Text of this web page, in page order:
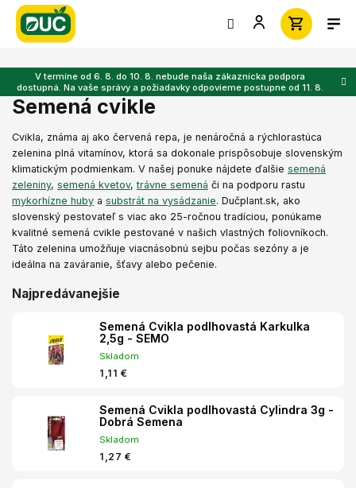
Prejsť
obsah
V termíne od 6. 8. do 10. 8. nebude naša zákaznícka podpora
dostupná. Na vaše správy a požiadavky odpovieme postupne od 11. 8.
Semená cvikle
Cvikla, známa aj ako červená repa, je nenáročná a rýchlorastúca
zelenina plná vitamínov, ktorá sa dokonale prispôsobuje slovenským
klimatickým podmienkam. V našej ponuke nájdete ďalšie semená
zeleniny, semená kvetov,trávne semená či na podporu rastu
mykorhízne huby a substrát na vysádzanie. Dučplant.sk, ako
slovenský pestovateľ s viac ako 25-ročnou tradíciou, ponúkame
kvalitné semená cvikle pestované v našich vlastných foliovníkoch.
Táto zelenina umožňuje viacnásobnú sejbu počas sezóny a je
ideálna na zaváranie, šťavy alebo pečenie.
Najpredávanejšie
Semená Cvikla podlhovastá Karkulka
2,5g - SEMO
Skladom
1,11 €
Semená Cvikla podlhovastá Cylindra 3g -
Dobrá Semena
Skladom
1,27 €